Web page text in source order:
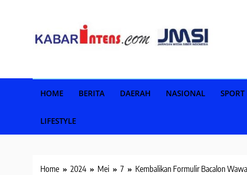
HOME BERITA DAERAH NASIONAL SPORT
LIFESTYLE
Home 2024 Mei 7 Kembalikan Formulir Bacalon